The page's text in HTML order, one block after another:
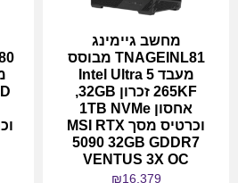
מחשב גיימינג
TNAGEINL81 מבוסס
מעבד Intel Ultra 5
265KF זכרון 32GB,
אחסון 1TB NVMe
וכרטיס מסך MSI RTX
5090 32GB GDDR7
VENTUS 3X OC
₪16,379